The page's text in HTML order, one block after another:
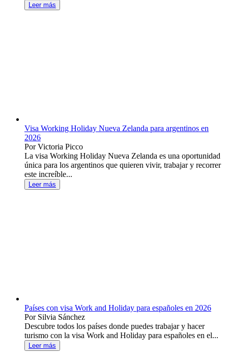
Leer más
Visa Working Holiday Nueva Zelanda para argentinos en
2026
Por Victoria Picco
La visa Working Holiday Nueva Zelanda es una oportunidad
única para los argentinos que quieren vivir, trabajar y recorrer
este increíble...
Leer más
Países con visa Work and Holiday para españoles en 2026
Por Silvia Sánchez
Descubre todos los países donde puedes trabajar y hacer
turismo con la visa Work and Holiday para españoles en el...
Leer más